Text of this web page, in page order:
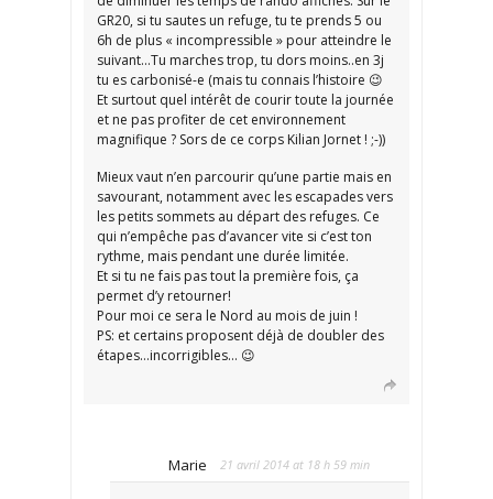
GR20, si tu sautes un refuge, tu te prends 5 ou
6h de plus « incompressible » pour atteindre le
suivant…Tu marches trop, tu dors moins..en 3j
tu es carbonisé-e (mais tu connais l’histoire 😉
Et surtout quel intérêt de courir toute la journée
et ne pas profiter de cet environnement
magnifique ? Sors de ce corps Kilian Jornet ! ;-))
Mieux vaut n’en parcourir qu’une partie mais en
savourant, notamment avec les escapades vers
les petits sommets au départ des refuges. Ce
qui n’empêche pas d’avancer vite si c’est ton
rythme, mais pendant une durée limitée.
Et si tu ne fais pas tout la première fois, ça
permet d’y retourner!
Pour moi ce sera le Nord au mois de juin !
PS: et certains proposent déjà de doubler des
étapes…incorrigibles… 😉
Marie 21 avril 2014 at 18 h 59 min